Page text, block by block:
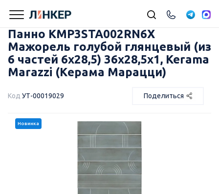
Панно KMP3STA002RN6X
Мажорель голубой глянцевый (из
6 частей 6х28,5) 36x28,5x1, Kerama
Marazzi (Керама Марацци)
Код УТ-00019029 Поделиться
Новинка